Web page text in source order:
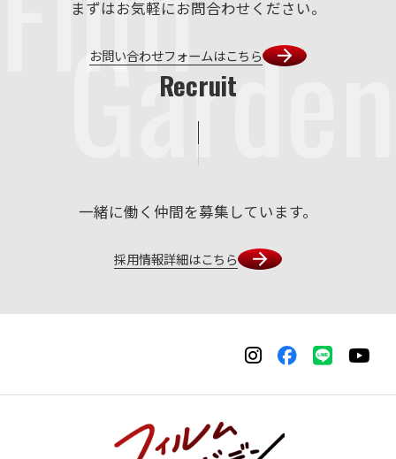
Garden
まずはお気軽にお問合わせください。
お問い合わせフォームはこちら
Recruit
一緒に働く仲間を募集しています。
採用情報詳細はこちら